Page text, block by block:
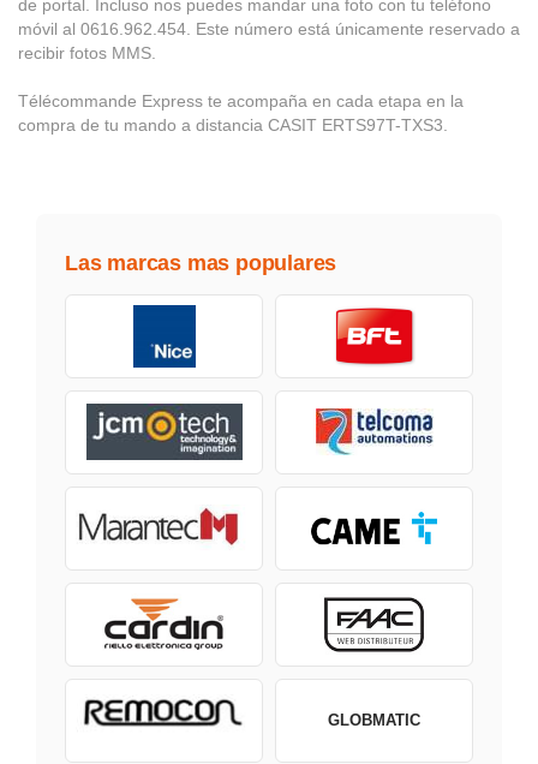
de portal. Incluso nos puedes mandar una foto con tu teléfono
móvil al 0616.962.454. Este número está únicamente reservado a
recibir fotos MMS.
Télécommande Express te acompaña en cada etapa en la
compra de tu mando a distancia CASIT ERTS97T-TXS3.
Las marcas mas populares
GLOBMATIC